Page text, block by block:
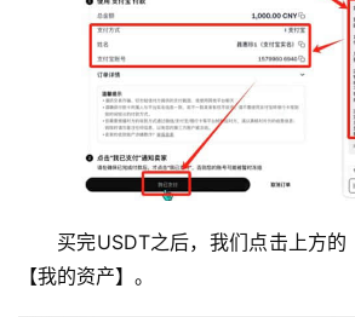
买完USDT之后，我们点击上方的
【我的资产】。